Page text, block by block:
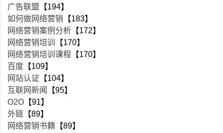
广告联盟 【194】
如何做网络营销 【183】
网络营销案例分析 【172】
网络营销培训
【170】
网络营销培训课程 【170】
百度 【109】
网站认证 【104】
互联网新闻
【95】
O2O 【91】
外链 【89】
网络营销书籍 【89】